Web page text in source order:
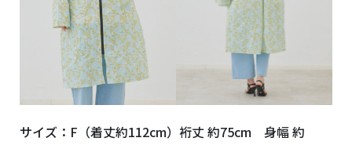
サイズ：F（着丈約112cm）裄丈 約75cm 身幅 約